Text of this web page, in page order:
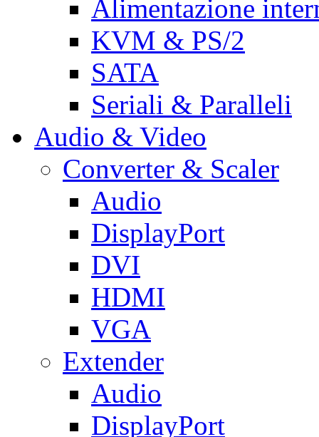
Alimentazione
KVM & PS/2
SATA
Seriali & Paralleli
Audio & Video
Converter & Scaler
Audio
DisplayPort
DVI
HDMI
VGA
Extender
Audio
DisplayPort